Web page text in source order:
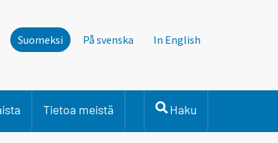
Suomeksi På svenska In English
Tietoa meistä Haku